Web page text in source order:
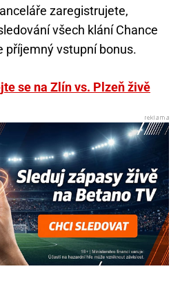
zaregistrujete,
všech klání Chance
příjemný vstupní bonus.
se na Zlín vs. Plzeň živě